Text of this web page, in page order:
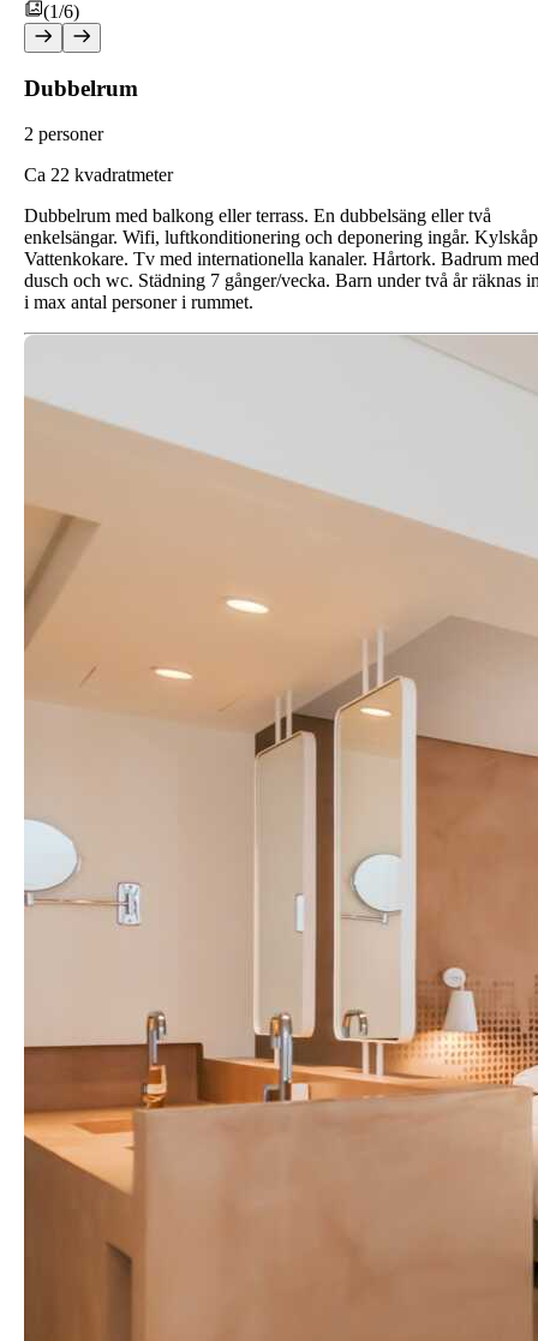
(1/6)
Dubbelrum
2 personer
Ca 22 kvadratmeter
Dubbelrum med balkong eller terrass. En dubbelsäng eller två
enkelsängar. Wifi, luftkonditionering och deponering ingår.
Vattenkokare. Tv med internationella kanaler. Hårtork. Badrum med
dusch och wc. Städning 7 gånger/vecka. Barn under två år räknas
i max antal personer i rummet.